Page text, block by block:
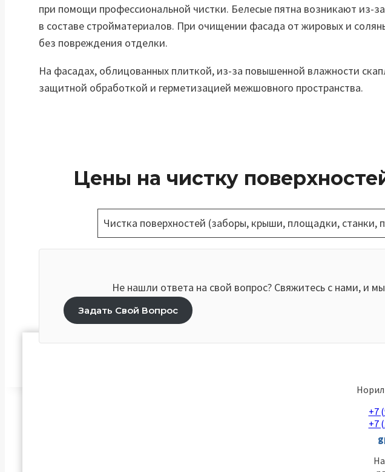
при помощи профессиональной чистки. Белесые пятна возникают из-
в составе стройматериалов. При очищении фасада от жировых и
без повреждения отделки.
На фасадах, облицованных плиткой, из-за повышенной влажности
защитной обработкой и герметизацией межшовного пространства.
Цены на чистку
Чистка поверхностей (заборы, крыши, площадки, станки,
Не нашли ответа на свой вопрос? Свяжитесь с нами,
Задать Свой Вопрос
+7
+7